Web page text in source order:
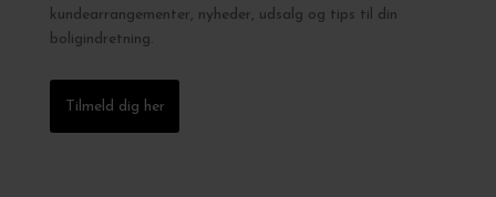
kundearrangementer, nyheder, udsalg og tips til din
boligindretning.
Tilmeld dig her